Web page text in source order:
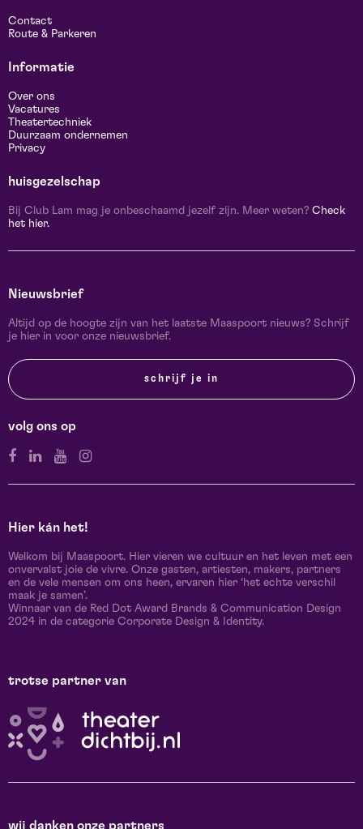
Contact
Route & Parkeren
Informatie
Over ons
Vacatures
Theatertechniek
Duurzaam ondernemen
Privacy
huisgezelschap
Bij Club Lam mag je onbeschaamd jezelf zijn. Meer weten? Check
het hier.
Nieuwsbrief
Altijd op de hoogte zijn van het laatste Maaspoort nieuws? Schrijf
je hier in voor onze nieuwsbrief.
schrijf je in
volg ons op
Hier kán het!
Welkom bij Maaspoort. Hier vieren we cultuur en het leven met een
onvervalst joie de vivre. Onze gasten, artiesten, makers, partners
en de vele mensen om ons heen, ervaren hier ‘het echte verschil
maak je samen’.
Winnaar van de Red Dot Award Brands & Communication Design
2024 in de categorie Corporate Design & Identity.
trotse partner van
wij danken onze partners